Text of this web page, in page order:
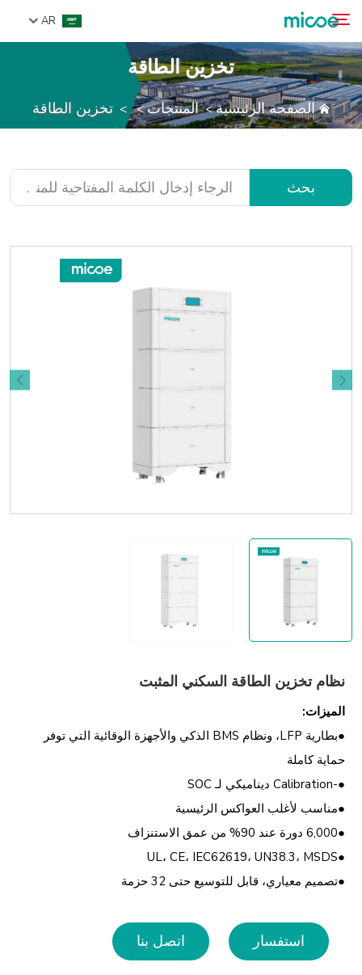
AR
من نحن
المنتجات
الدعم والخدمات
مركز الإعلام
بحث
تخزين الطاقة
الصفحة الرئيسية>المنتجات>
>تخزين الطاقة
بحث
نظام تخزين الطاقة السكني المثبت
الميزات:
●بطارية LFP، ونظام BMS الذكي والأجهزة الوقائية التي توفر
حماية كاملة
●-Calibration ديناميكي لـ SOC
●مناسب لأغلب العواكس الرئيسية
●6,000 دورة عند 90% من عمق الاستنزاف
●UL، CE، IEC62619، UN38.3، MSDS
●تصميم معياري، قابل للتوسيع حتى 32 حزمة
استفسار اتصل بنا